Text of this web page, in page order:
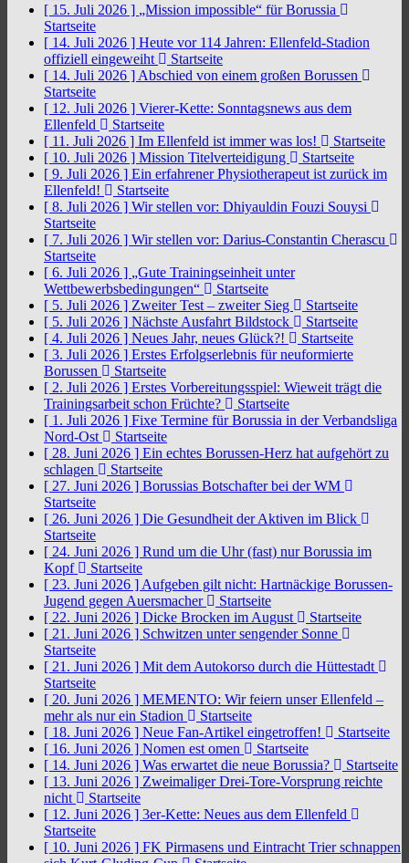
[ 15. Juli 2026 ] „Mission impossible“ für Borussia
Startseite
[ 14. Juli 2026 ] Heute vor 114 Jahren: Ellenfeld-Stadion
offiziell eingeweiht
Startseite
[ 14. Juli 2026 ] Abschied von einem großen Borussen
Startseite
[ 12. Juli 2026 ] Vierer-Kette: Sonntagsnews aus dem
Ellenfeld
Startseite
[ 11. Juli 2026 ] Im Ellenfeld ist immer was los!
Startseite
[ 10. Juli 2026 ] Mission Titelverteidigung
Startseite
[ 9. Juli 2026 ] Ein erfahrener Physiotherapeut ist zurück im
Ellenfeld!
Startseite
[ 8. Juli 2026 ] Wir stellen vor: Dhiyauldin Fouzi Souysi
Startseite
[ 7. Juli 2026 ] Wir stellen vor: Darius-Constantin Cherascu
Startseite
[ 6. Juli 2026 ] „Gute Trainingseinheit unter
Wettbewerbsbedingungen“
Startseite
[ 5. Juli 2026 ] Zweiter Test – zweiter Sieg
Startseite
[ 5. Juli 2026 ] Nächste Ausfahrt Bildstock
Startseite
[ 4. Juli 2026 ] Neues Jahr, neues Glück?!
Startseite
[ 3. Juli 2026 ] Erstes Erfolgserlebnis für neuformierte
Borussen
Startseite
[ 2. Juli 2026 ] Erstes Vorbereitungsspiel: Wieweit trägt die
Trainingsarbeit schon Früchte?
Startseite
[ 1. Juli 2026 ] Fixe Termine für Borussia in der Verbandsliga
Nord-Ost
Startseite
[ 28. Juni 2026 ] Ein echtes Borussen-Herz hat aufgehört zu
schlagen
Startseite
[ 27. Juni 2026 ] Borussias Botschafter bei der WM
Startseite
[ 26. Juni 2026 ] Die Gesundheit der Aktiven im Blick
Startseite
[ 24. Juni 2026 ] Rund um die Uhr (fast) nur Borussia im
Kopf
Startseite
[ 23. Juni 2026 ] Aufgeben gilt nicht: Hartnäckige Borussen-
Jugend gegen Auersmacher
Startseite
[ 22. Juni 2026 ] Dicke Brocken im August
Startseite
[ 21. Juni 2026 ] Schwitzen unter sengender Sonne
Startseite
[ 21. Juni 2026 ] Mit dem Autokorso durch die Hüttestadt
Startseite
[ 20. Juni 2026 ] MEMENTO: Wir feiern unser Ellenfeld –
mehr als nur ein Stadion
Startseite
[ 18. Juni 2026 ] Neue Fan-Artikel eingetroffen!
Startseite
[ 16. Juni 2026 ] Nomen est omen
Startseite
[ 14. Juni 2026 ] Was erwartet die neue Borussia?
Startseite
[ 13. Juni 2026 ] Zweimaliger Drei-Tore-Vorsprung reichte
nicht
Startseite
[ 12. Juni 2026 ] 3er-Kette: Neues aus dem Ellenfeld
Startseite
[ 10. Juni 2026 ] FK Pirmasens und Eintracht Trier schnappen